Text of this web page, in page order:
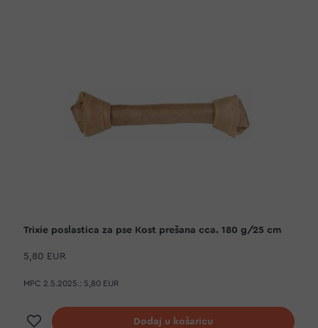
Trixie poslastica za pse Kost prešana cca. 180 g/25 cm
5,80 EUR
MPC 2.5.2025.: 5,80 EUR
Dodaj na listu želja
Dodaj u košaricu